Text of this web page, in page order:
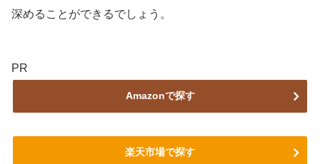
深めることができるでしょう。
PR
Amazonで探す
楽天市場で探す